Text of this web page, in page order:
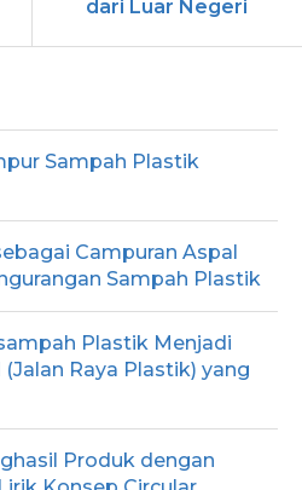
dari Luar Negeri
Sampah Plastik
Campuran Aspal
Sampah Plastik
Plastik Menjadi
Raya Plastik) yang
Produk dengan